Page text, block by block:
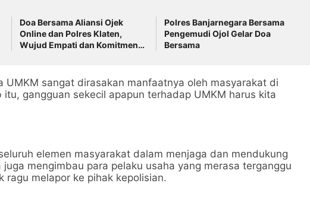
Doa Bersama Aliansi Ojek
Online dan Polres Klaten,
Wujud Empati dan Komitmen
Polres Banjarnegara Bersama
Pengemudi Ojol Gelar Doa
Bersama
UMKM sangat dirasakan manfaatnya oleh masyarakat di
gangguan sekecil apapun terhadap UMKM harus kita
elemen masyarakat dalam menjaga dan mendukung
mengimbau para pelaku usaha yang merasa terganggu
ragu melapor ke pihak kepolisian.